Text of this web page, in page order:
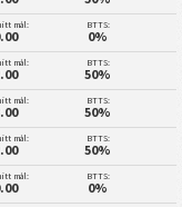
mål: BTTS:
0%
mål: BTTS:
50%
mål: BTTS:
50%
mål: BTTS:
50%
mål: BTTS:
0%